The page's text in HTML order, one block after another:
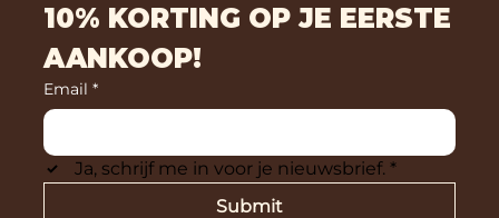
10% KORTING OP JE EERSTE
AANKOOP!
Email *
Ja, schrijf me in voor je nieuwsbrief. *
Submit